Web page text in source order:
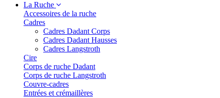
La Ruche
Accessoires de la ruche
Cadres
Cadres Dadant Corps
Cadres Dadant Hausses
Cadres Langstroth
Cire
Corps de ruche Dadant
Corps de ruche Langstroth
Couvre-cadres
Entrées et crémaillères